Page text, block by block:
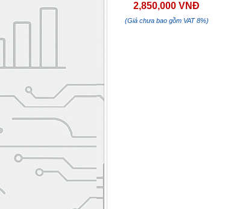
2,850,000 VNĐ
(Giá chưa bao gồm VAT 8%)